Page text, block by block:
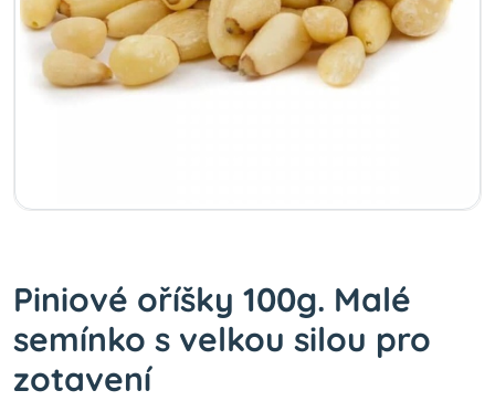
Piniové oříšky 100g. Malé
semínko s velkou silou pro
zotavení